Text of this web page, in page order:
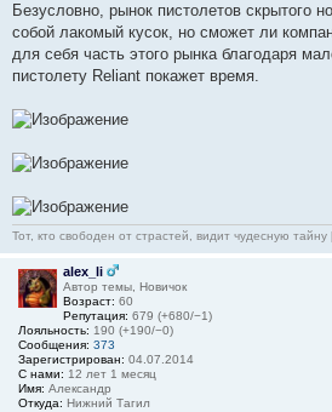
Безусловно, рынок пистолетов скрытого
собой лакомый кусок, но сможет ли
для себя часть этого рынка благодаря
пистолету Reliant покажет время.
Тот, кто свободен от страстей, видит чудесную
alex_li
Автор темы, Новичок
Возраст: 60
Репутация: 679 (+680/−1)
Лояльность: 190 (+190/−0)
Сообщения: 373
Зарегистрирован: 04.07.2014
С нами: 12 лет 1 месяц
Имя: Александр
Откуда: Нижний Тагил